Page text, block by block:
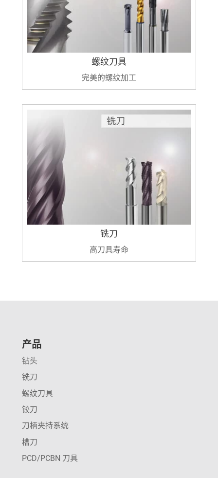
螺纹刀具
完美的螺纹加工
铣刀
高刀具寿命
产品
钻头
铣刀
螺纹刀具
铰刀
刀柄夹持系统
槽刀
PCD/PCBN 刀具